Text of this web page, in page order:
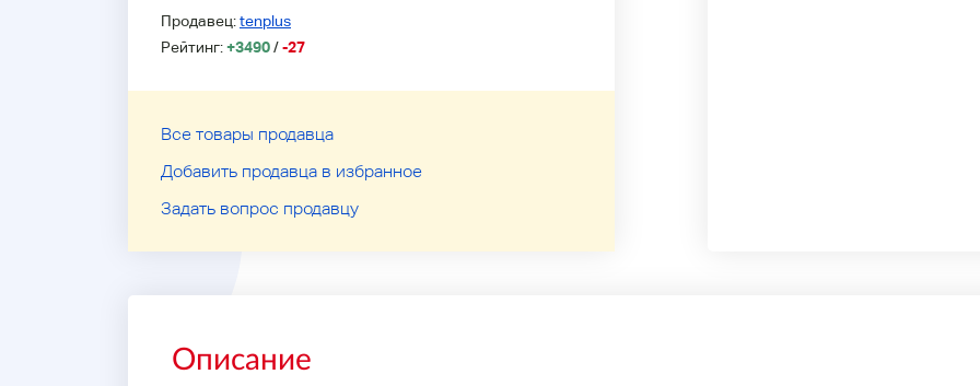
Продавец:tenplus
Рейтинг:+3490/-27
Все товары продавца
Добавить продавца в избранное
Задать вопрос продавцу
Описание